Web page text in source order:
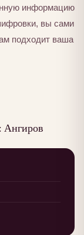
информацию
вы сами
подходит ваша
Ангиров